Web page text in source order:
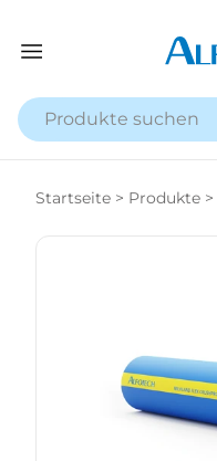
Startseite > Produkte >